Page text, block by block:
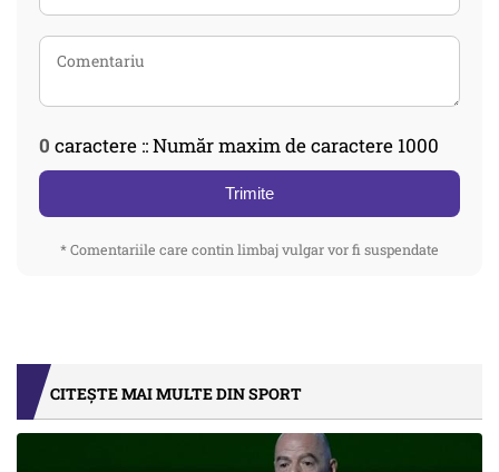
0 caractere :: Număr maxim de caractere 1000
Trimite
* Comentariile care contin limbaj vulgar vor fi suspendate
CITEȘTE MAI MULTE DIN SPORT